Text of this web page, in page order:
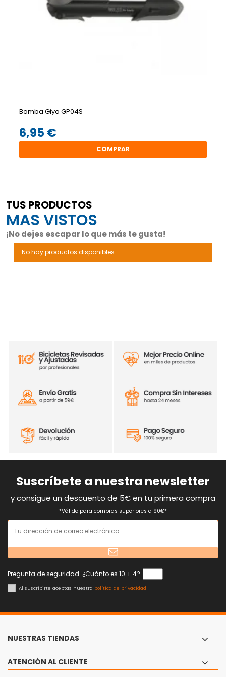
Bomba Giyo GP04S
6,95 €
COMPRAR
TUS PRODUCTOS
MAS VISTOS
¡No dejes escapar lo que más te gusta!
No hay productos disponibles.
Suscríbete a nuestra newsletter
y consigue un descuento de 5€ en tu primera compra
*Válido para compras superiores a 90€*
Pregunta de seguridad. ¿Cuánto es 10 + 4?
Al suscribirte aceptas nuestra política de privacidad
NUESTRAS TIENDAS
ATENCIÓN AL CLIENTE